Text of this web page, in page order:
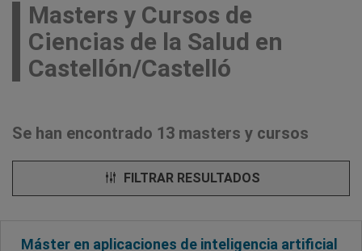
Masters y Cursos de
Ciencias de la Salud en
Castellón/Castelló
Se han encontrado 13 masters y cursos
FILTRAR RESULTADOS
Máster en aplicaciones de inteligencia artificial